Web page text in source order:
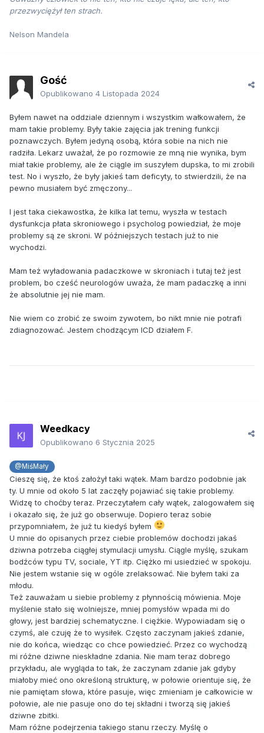
przezwyciężył ten strach.
Nelson Mandela
Gość
Opublikowano 4 Listopada 2024
Byłem nawet na oddziale dziennym i wszystkim wałkowałem, że
mam takie problemy. Były takie zajęcia jak trening funkcji
poznawczych. Byłem jedyną osobą, która sobie na nich nie
radziła. Lekarz uważał, że po rozmowie ze mną nie wynika, bym
miał takie problemy, ale że ciągle im suszyłem dupska, to mi zrobili
test. No i wyszło, że były jakieś tam deficyty, to stwierdzili, że na
pewno musiałem być zmęczony...
I jest taka ciekawostka, że kilka lat temu, wyszła w testach
dysfunkcja płata skroniowego i psycholog powiedział, że moje
problemy są ze skroni. W późniejszych testach już to nie
wychodzi.
Mam też wyładowania padaczkowe w skroniach i tutaj też jest
problem, bo cześć neurologów uważa, że mam padaczkę a inni
że absolutnie jej nie mam.
Nie wiem co zrobić ze swoim zywotem, bo nikt mnie nie potrafi
zdiagnozować. Jestem chodzącym ICD działem F.
Weedkacy
Opublikowano 6 Stycznia 2025
@MiśMały
Cieszę się, że ktoś założył taki wątek. Mam bardzo podobnie jak
ty. U mnie od około 5 lat zaczęły pojawiać się takie problemy.
Widzę to choćby teraz. Przeczytałem cały wątek, zalogowałem się
i okazało się, że już go obserwuje. Dopiero teraz sobie
przypomniałem, że już tu kiedyś byłem
U mnie do opisanych przez ciebie problemów dochodzi jakaś
dziwna potrzeba ciągłej stymulacji umysłu. Ciągle myślę, szukam
bodźców typu TV, sociale, YT itp. Ciężko mi usiedzieć w spokoju.
Nie jestem wstanie się w ogóle zrelaksować. Nie byłem taki za
młodu.
Też zauważam u siebie problemy z płynnością mówienia. Moje
myślenie stało się wolniejsze, mniej pomysłów wpada mi do
głowy, jest bardziej schematyczne. I ciężkie. Wypowiadam się o
czymś, ale czuję że to wysiłek. Często zaczynam jakieś zdanie,
nie do końca, wiedząc co chce powiedzieć. Przez co wychodzą
mi różne dziwne nieskładne zdania. Nie mam teraz dobrego
przykładu, ale wygląda to tak, że zaczynam zdanie jak gdyby
miałoby mieć ono określoną strukturę, w połowie orientuje się, że
nie pamiętam słowa, które pasuje, więc zmieniam je całkowicie w
połowie, ale nie pasuje ono do tej składni i tworzą się jakieś
dziwne zbitki.
Mam różne podejrzenia takiego stanu rzeczy. Myślę o